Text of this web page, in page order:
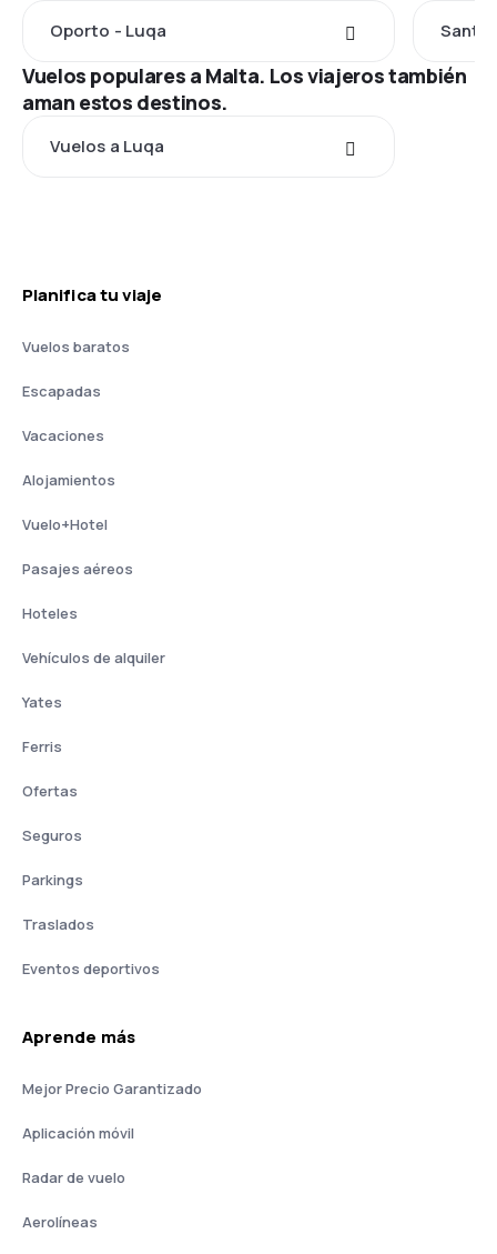
Oporto - Luqa
Vuelos populares a Malta. Los viajeros también
aman estos destinos.
Vuelos a Luqa
Planifica tu viaje
Vuelos baratos
Escapadas
Vacaciones
Alojamientos
Vuelo+Hotel
Pasajes aéreos
Hoteles
Vehículos de alquiler
Yates
Ferris
Ofertas
Seguros
Parkings
Traslados
Eventos deportivos
Aprende más
Mejor Precio Garantizado
Aplicación móvil
Radar de vuelo
Aerolíneas